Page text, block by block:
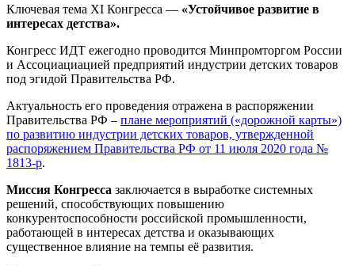
Ключевая тема XI Конгресса — «Устойчивое развитие в
интересах детства».
Конгресс ИДТ ежегодно проводится Минпромторгом России
и Ассоциациацией предприятий индустрии детских товаров
под эгидой Правительства РФ.
Актуальность его проведения отражена в распоряжении
Правительства РФ – плане мероприятий («дорожной карты»)
по развитию индустрии детских товаров, утвержденной
распоряжением Правительства РФ от 11 июля 2020 года №
1813-р.
Миссия Конгресса заключается в выработке системных
решений, способствующих повышению
конкурентоспособности российской промышленности,
работающей в интересах детства и оказывающих
существенное влияние на темпы её развития.